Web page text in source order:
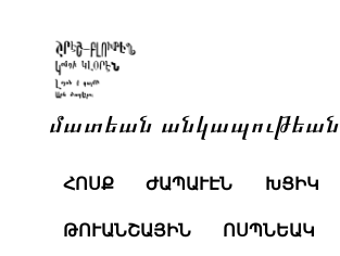
մատեան անկապութեան
ՀՈՍՔ ԺԱՊԱՒԷՆ ԽՑԻԿ
ԹՈՒԱՆՇԱՅԻՆ ՈՍՊՆԵԱԿ